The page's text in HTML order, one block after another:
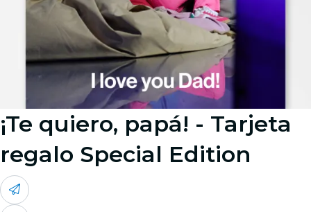
¡Te quiero, papá! - Tarjeta
regalo Special Edition